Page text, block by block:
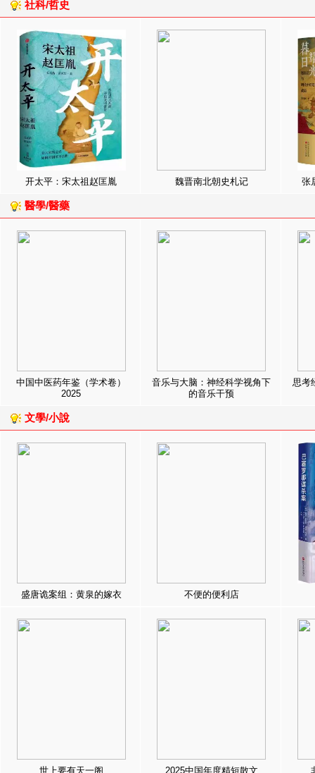
社科/哲史
开太平：宋太祖赵匡胤 魏晋南北朝史札记 张
醫學/醫藥
中国中医药年鉴（学术卷）
2025
音乐与大脑：神经科学视角下
的音乐干预
思考
文學/小說
盛唐诡案组：黄泉的嫁衣 不便的便利店
世上要有天一阁 2025中国年度精短散文